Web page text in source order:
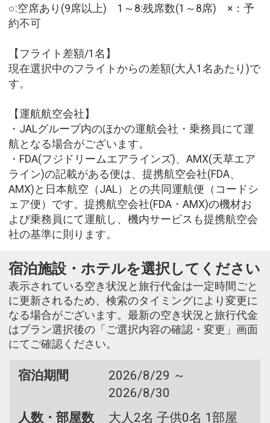
○:空席あり(9席以上) 1～8:残席数(1～8席) ×：予
約不可
【フライト差額/1名】
現在選択中のフライトからの差額(大人1名あたり)で
す。
【運航航空会社】
・JALグループ内のほかの運航会社・乗務員にて運
航となる場合がございます。
・FDA(フジドリームエアラインズ)、AMX(天草エア
ライン)の記載がある便は、提携航空会社(FDA、
AMX)と日本航空（JAL）との共同運航便（コードシ
ェア便）です。提携航空会社(FDA・AMX)の機材お
よび乗務員にて運航し、機内サービスも提携航空会
社の基準に則ります。
宿泊施設・ホテルを選択してください
表示されている空き状況と旅行代金は一定時間ごと
に更新されるため、検索のタイミングにより変更に
なる場合がございます。最新の空き状況と旅行代金
はプラン選択後の「ご選択内容の確認・変更」画面
にてご確認ください。
宿泊期間
2026/8/29 ～
2026/8/30
人数・部屋数
大人2名 子供0名 1部屋